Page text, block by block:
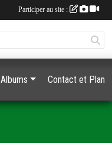
Albums Contact et Plan
Participer au site :